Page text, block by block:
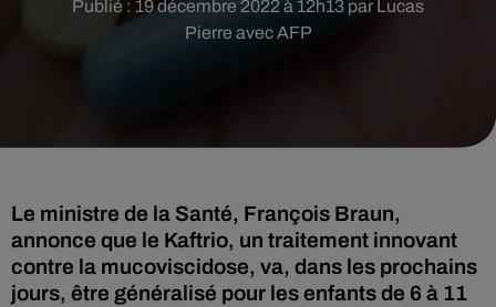
Publié : 19 décembre 2022 à 12h13 par Lucas
Pierre avec AFP
Le ministre de la Santé, François Braun,
annonce que le Kaftrio, un traitement innovant
contre la mucoviscidose, va, dans les prochains
jours, être généralisé pour les enfants de 6 à 11